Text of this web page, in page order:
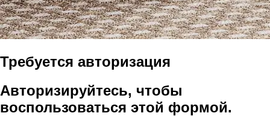
Требуется авторизация
Авторизируйтесь, чтобы
воспользоваться этой формой.